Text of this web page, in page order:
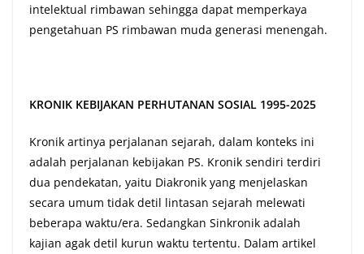
intelektual rimbawan sehingga dapat memperkaya
pengetahuan PS rimbawan muda generasi menengah.
KRONIK KEBIJAKAN PERHUTANAN SOSIAL 1995-2025
Kronik artinya perjalanan sejarah, dalam konteks ini
adalah perjalanan kebijakan PS. Kronik sendiri terdiri
dua pendekatan, yaitu Diakronik yang menjelaskan
secara umum tidak detil lintasan sejarah melewati
beberapa waktu/era. Sedangkan Sinkronik adalah
kajian agak detil kurun waktu tertentu. Dalam artikel